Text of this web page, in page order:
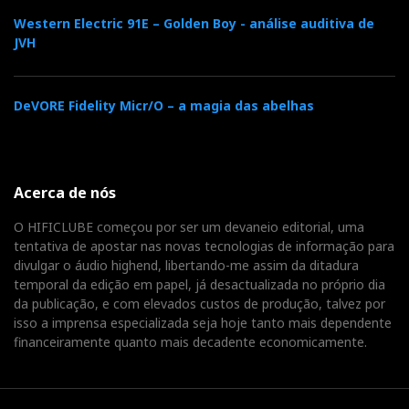
“muito” interessadas: Carlos Abreu, Rui Palhinha e
Paulo Gomes. Não há fumo sem fogo…
UMA QUESTÃO DE FÉ
Alguns dos produtos apresentados no Highend só
podem ter sucesso comercial se o ouvinte tiver muita
fé. É um pouco como as curas milagrosas, embora
sejam sempre fornecidas abundantes provas
científicas abonadas por cientistas e universidades
anónimas.
Fast Audio acaba com as ressonâncias adversas
Western Electric 91E – Golden Boy - análise auditiva de
JVH
DeVORE Fidelity Micr/O – a magia das abelhas
Acerca de nós
O HIFICLUBE começou por ser um devaneio editorial, uma
tentativa de apostar nas novas tecnologias de informação para
divulgar o áudio highend, libertando-me assim da ditadura
temporal da edição em papel, já desactualizada no próprio dia
da publicação, e com elevados custos de produção, talvez por
isso a imprensa especializada seja hoje tanto mais dependente
financeiramente quanto mais decadente economicamente.